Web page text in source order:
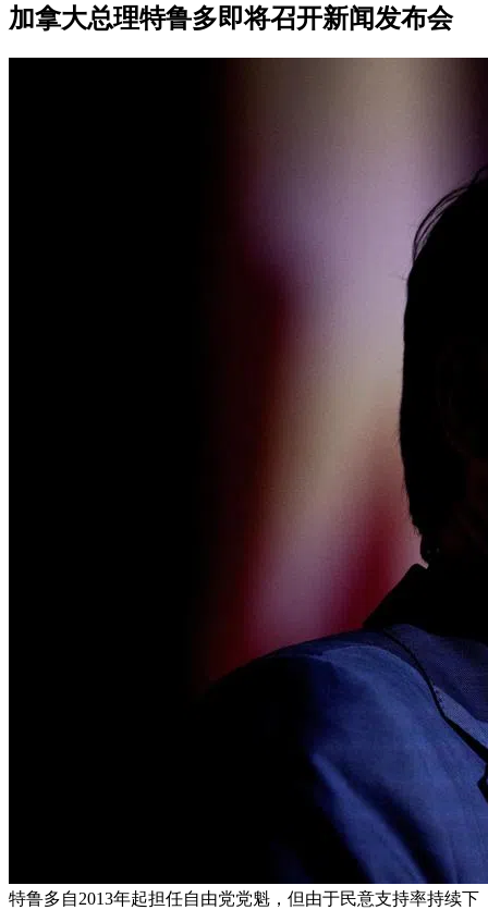
加拿大总理特鲁多即将召开新闻发布会
特鲁多自2013年起担任自由党党魁，但由于民意支持率持续下